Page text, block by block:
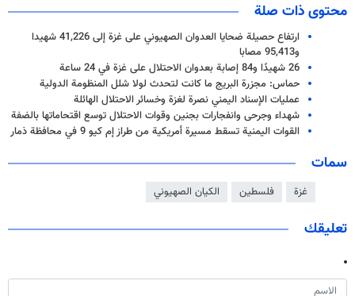
محتوى ذات صلة
ارتفاع حصيلة ضحايا العدوان الصهيوني على غزة إلى 41,226 شهيدا
و95,413 مصابا
26 شهيدًا و84 إصابة بعدوان الاحتلال على غزة في 24 ساعة
حماس: مجزرة البریج ما کانت لتحدث لولا شلل المنظومة الدولیة
عمليات الإسناد اليمني نصرة لغزة وخسائر الاحتلال الهائلة
شهداء وجرحى وانفجارات بجنين وقوات الاحتلال توسع اقتحاماتها بالضفة
القوات اليمنية تسقط مسيرة أمريكية من طراز إم كيو 9 في محافظة ذمار
سمات
غزة فلسطين الكيان الصهيوني
تعليقك